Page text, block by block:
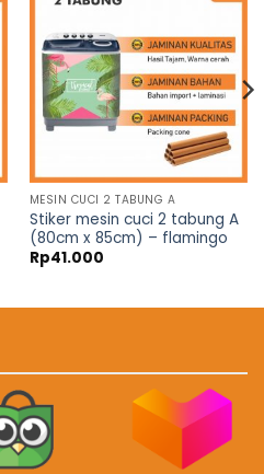
MESIN CUCI 2 TABUNG A
Stiker mesin cuci 2 tabung A
(80cm x 85cm) – flamingo
Rp41.000